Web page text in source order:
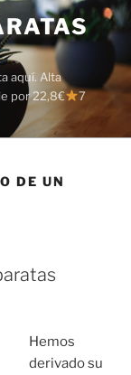
aquí. Alta
por 22,8€
7
DE UN
Hemos
derivado su